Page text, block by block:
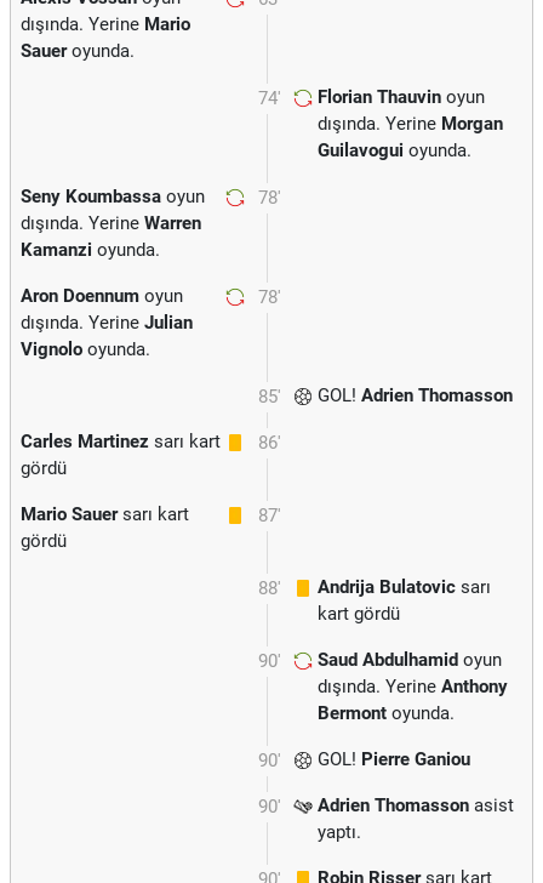
dışında. Yerine Mario
Saueroyunda.
74' Florian Thauvin oyun
dışında. Yerine Morgan
Guilavogui oyunda.
78'
Seny Koumbassa oyun
dışında. Yerine Warren
Kamanzi oyunda.
78'
Aron Doennum oyun
dışında. Yerine Julian
Vignolo oyunda.
85' GOL! Adrien Thomasson
86'
Carles Martinez sarı kart
gördü
87'
Mario Sauersarı kart
gördü
88' Andrija Bulatovic sarı
kart gördü
90' Saud Abdulhamid oyun
dışında. Yerine Anthony
Bermont oyunda.
90' GOL! Pierre Ganiou
90' Adrien Thomasson asist
yaptı.
Robin Rissersarı kart